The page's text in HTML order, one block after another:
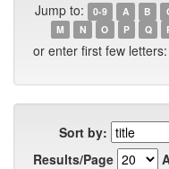
Jump to: 0-9 A B
M
N O P Q
or enter first few letters:
Sort by:
Results/Page